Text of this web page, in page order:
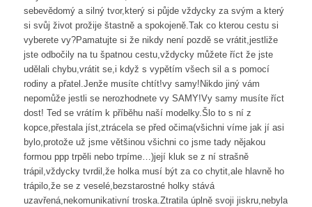
sebevědomý a silný tvor,který si půjde vždycky za svým a který
si svůj život prožije štastně a spokojeně.Tak co kterou cestu si
vyberete vy?Pamatujte si že nikdy není pozdě se vrátit,jestliže
jste odbočily na tu špatnou cestu,vždycky můžete říct že jste
udělali chybu,vrátit se,i když s vypětím všech sil a s pomocí
rodiny a přatel.Jenže musíte chtít!vy samy!Nikdo jiný vám
nepomůže jestli se nerozhodnete vy SAMY!Vy samy musíte říct
dost! Ted se vrátím k příběhu naší modelky.Šlo to s ní z
kopce,přestala jíst,ztrácela se před očima(všichni víme jak jí asi
bylo,protože už jsme většinou všichni co jsme tady nějakou
formou ppp trpěli nebo trpíme…)její kluk se z ní strašně
trápil,vždycky tvrdil,že holka musí být za co chytit,ale hlavně ho
trápilo,že se z veselé,bezstarostné holky stává
uzavřená,nekomunikativní troska.Ztratila úplně svoji jiskru,nebyla